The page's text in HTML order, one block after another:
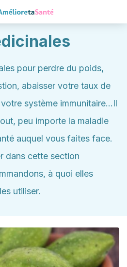
pour perdre du poids,
abaisser votre taux de
système immunitaire...Il
peu importe la maladie
auquel vous faites face.
dans cette section
à quoi elles
utiliser.